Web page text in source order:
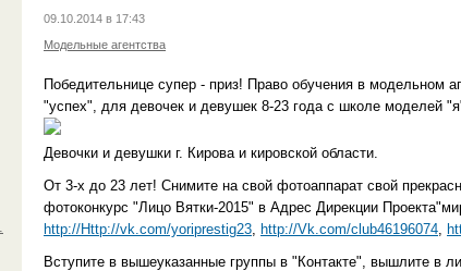
09.10.2014 в 17:43
Модельные агентства
Победительнице супер - приз! Право обучения в модельном
"успех", для девочек и девушек 8-23 года с школе моделей
Девочки и девушки г. Кирова и кировской области.
От 3-х до 23 лет! Снимите на свой фотоаппарат свой
фотоконкурс "Лицо Вятки-2015" в Адрес Дирекции
http://Http://vk.com/yoriprestig23 http://Vk.com/club46196074
Вступите в вышеуказанные группы в "Контакте", вышлите в